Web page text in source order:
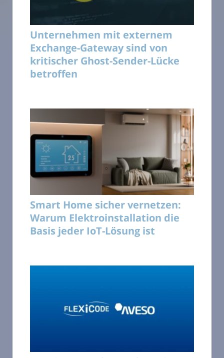
Unternehmen mit externem
Exchange-Gateway sind von
kritischer Ghost-Sender-Lücke
betroffen
Smart Home sicher vernetzen:
Warum Elektroinstallation die
Basis jeder IoT-Lösung ist